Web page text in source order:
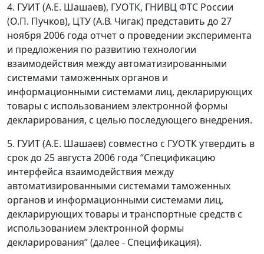
4. ГУИТ (А.Е. Шашаев), ГУОТК, ГНИВЦ ФТС России
(О.П. Пучков), ЦТУ (А.В. Чигак) представить до 27
ноября 2006 года отчет о проведении эксперимента
и предложения по развитию технологии
взаимодействия между автоматизированными
системами таможенных органов и
информационными системами лиц, декларирующих
товары с использованием электронной формы
декларирования, с целью последующего внедрения.
5. ГУИТ (А.Е. Шашаев) совместно с ГУОТК утвердить в
срок до 25 августа 2006 года “Спецификацию
интерфейса взаимодействия между
автоматизированными системами таможенных
органов и информационными системами лиц,
декларирующих товары и транспортные средств с
использованием электронной формы
декларирования” (далее - Спецификация).